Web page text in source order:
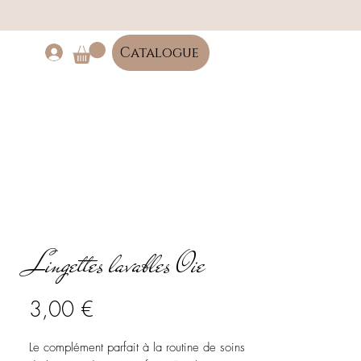
Catalogue
Lingettes lavables Oie
3,00 €
Le complément parfait à la routine de soins